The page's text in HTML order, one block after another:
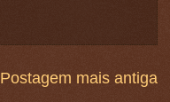
Postagem mais antiga